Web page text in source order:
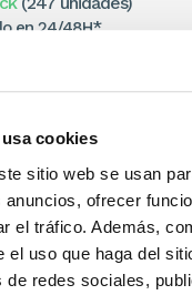
cookies
sitio web se usan
ofrecer
el tráfico. Además,
el uso que haga del
de redes sociales,
en 24/48H*
Comprar ahora
gratis a Penínsulaen